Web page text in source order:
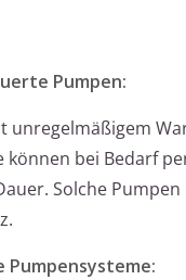
Pumpen:
unregelmäßigem
können bei Bedarf
Solche
Pumpensysteme: